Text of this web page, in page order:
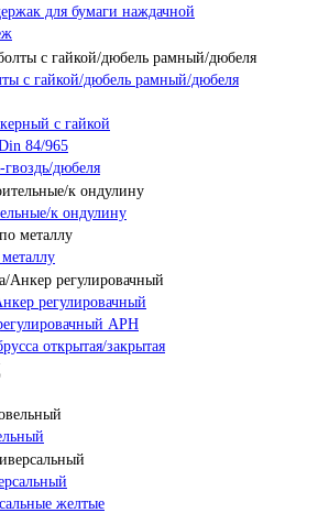
для бумаги наждачной
с гайкой/дюбель рамный/дюбеля
с гайкой
84/965
дюбеля
к ондулину
регулировачный
АРН
открытая/закрытая
желтые